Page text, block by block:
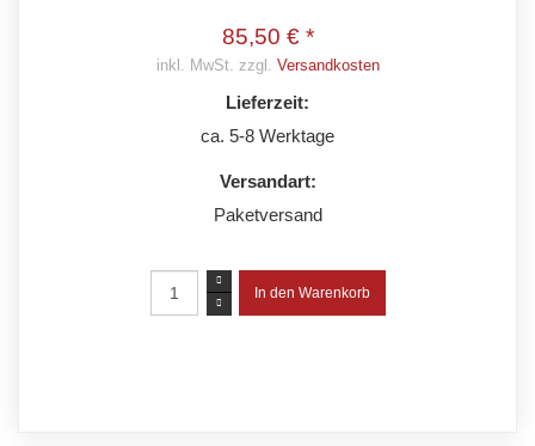
85,50 € *
inkl. MwSt. zzgl. Versandkosten
Lieferzeit:
ca. 5-8 Werktage
Versandart:
Paketversand